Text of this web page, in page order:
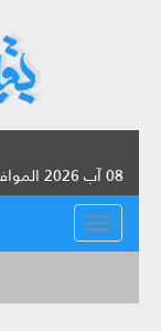
08 آب 2026 الموافق لـ 24 صفر 1448
القائمة